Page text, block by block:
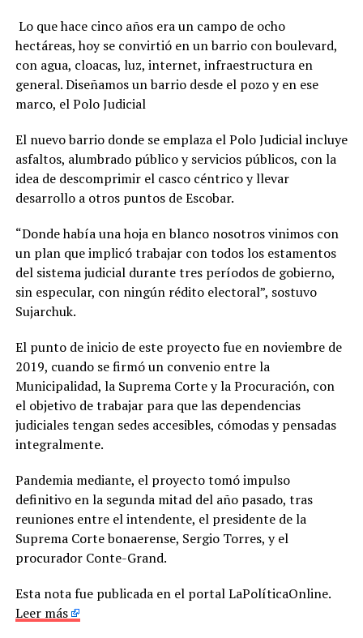
Lo que hace cinco años era un campo de ocho
hectáreas, hoy se convirtió en un barrio con boulevard,
con agua, cloacas, luz, internet, infraestructura en
general. Diseñamos un barrio desde el pozo y en ese
marco, el Polo Judicial
El nuevo barrio donde se emplaza el Polo Judicial incluye
asfaltos, alumbrado público y servicios públicos, con la
idea de descomprimir el casco céntrico y llevar
desarrollo a otros puntos de Escobar.
“Donde había una hoja en blanco nosotros vinimos con
un plan que implicó trabajar con todos los estamentos
del sistema judicial durante tres períodos de gobierno,
sin especular, con ningún rédito electoral”, sostuvo
Sujarchuk.
El punto de inicio de este proyecto fue en noviembre de
2019, cuando se firmó un convenio entre la
Municipalidad, la Suprema Corte y la Procuración, con
el objetivo de trabajar para que las dependencias
judiciales tengan sedes accesibles, cómodas y pensadas
integralmente.
Pandemia mediante, el proyecto tomó impulso
definitivo en la segunda mitad del año pasado, tras
reuniones entre el intendente, el presidente de la
Suprema Corte bonaerense, Sergio Torres, y el
procurador Conte-Grand.
Esta nota fue publicada en el portal LaPolíticaOnline.
Leer más